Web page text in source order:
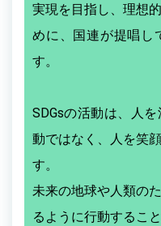
実現を目指し、理想
めに、国連が提唱し
す。
SDGsの活動は、人
動ではなく、人を笑
す。
未来の地球や人類の
るように行動するこ